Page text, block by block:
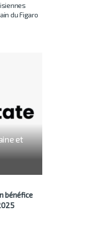
du Figaro
et
bénéfice